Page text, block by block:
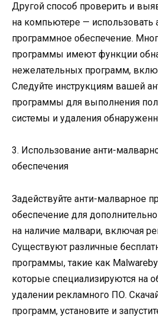
Другой способ проверить и
на компьютере — использовать
программное обеспечение.
программы имеют функции
нежелательных программ,
Следуйте инструкциям вашей
программы для выполнения
системы и удаления
3. Использование анти-
обеспечения
Задействуйте анти-малварное
обеспечение для
на наличие малвари, включая
Существуют различные
программы, такие как
которые специализируются на
удалении рекламного ПО.
программ, установите и